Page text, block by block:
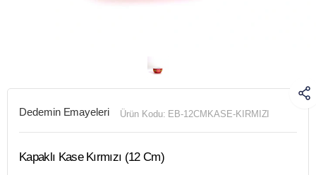
Dedemin Emayeleri Ürün Kodu: EB-12CMKASE-KIRMIZI
Kapaklı Kase Kırmızı (12 Cm)